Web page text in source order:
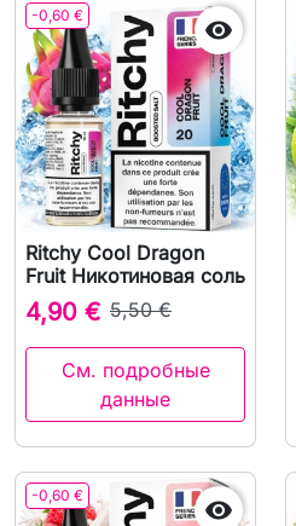
-0,60 € 
Ritchy Cool Dragon
Fruit Никотиновая соль
4,90 € 5,50 €
См. подробные
данные
-0,60 € 